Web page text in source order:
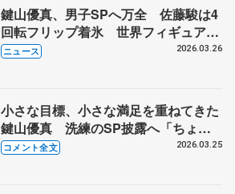
鍵山優真、男子SPへ万全 佐藤駿は4
回転フリップ着氷 世界フィギュア公
式練習
ニュース 2026.03.26
小さな目標、小さな満足を重ねてきた
鍵山優真 洗練のSP披露へ「ちょっ
とアレンジを加えて…」 【世界フィギ
コメント全文 2026.03.25